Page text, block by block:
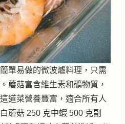
單易做的微波爐料理，只需
蘑菇富含維生素和礦物質，
道菜營養豐富，適合所有人
蘑菇 250 克中蝦 500 克副